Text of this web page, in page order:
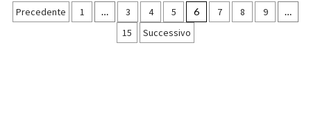
Paginazione
Precedente 1 … 3 4 5 6 7 8 9 …
15 Successivo